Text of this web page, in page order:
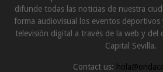
difunde todas las noticias de nuestra
forma audiovisual los eventos
televisión digital a través de la web y del
Capital Sevilla.
Contact us: